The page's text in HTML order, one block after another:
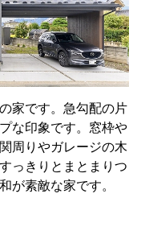
家です。急勾配の片
な印象です。窓枠や
周りやガレージの木
っきりとまとまりつ
が素敵な家です。